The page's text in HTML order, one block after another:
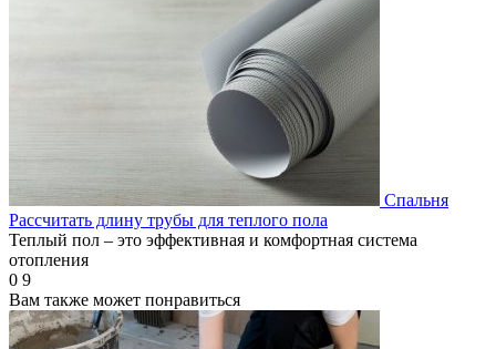
Спальня
Рассчитать длину трубы для теплого пола
Теплый пол – это эффективная и комфортная система
отопления
0 9
Вам также может понравиться